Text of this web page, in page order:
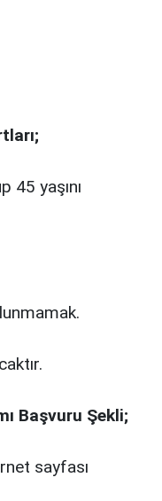
45 yaşını
Başvuru Şekli;
sayfası